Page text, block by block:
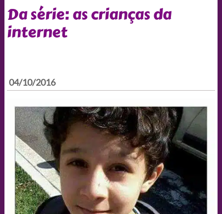
Da série: as crianças da
internet
04/10/2016